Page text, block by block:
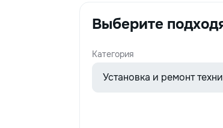
Выберите
Категория